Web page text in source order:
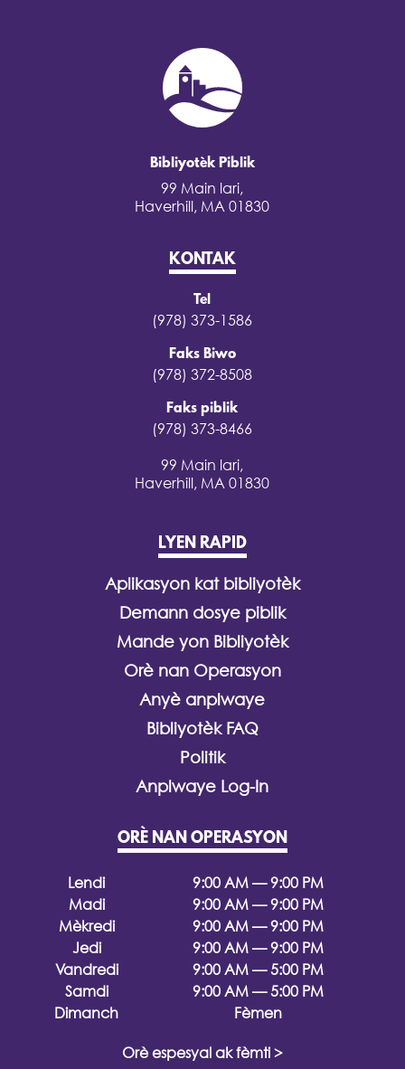
Bibliyotèk Piblik
99 Main lari,
Haverhill, MA 01830
KONTAK
Tel
(978) 373-1586
Faks Biwo
(978) 372-8508
Faks piblik
(978) 373-8466
99 Main lari,
Haverhill, MA 01830
LYEN RAPID
Aplikasyon kat bibliyotèk
Demann dosye piblik
Mande yon Bibliyotèk
Orè nan Operasyon
Anyè anplwaye
Bibliyotèk FAQ
Politik
Anplwaye Log-In
ORÈ NAN OPERASYON
Lendi
9:00 AM — 9:00 PM
Madi
9:00 AM — 9:00 PM
Mèkredi
9:00 AM — 9:00 PM
Jedi
9:00 AM — 9:00 PM
Vandredi
9:00 AM — 5:00 PM
Samdi
9:00 AM — 5:00 PM
Dimanch
Fèmen
Orè espesyal ak fèmti >